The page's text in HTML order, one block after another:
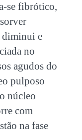
se fibrótico,
diminui e
no
agudos do
pulposo
núcleo
com
na fase